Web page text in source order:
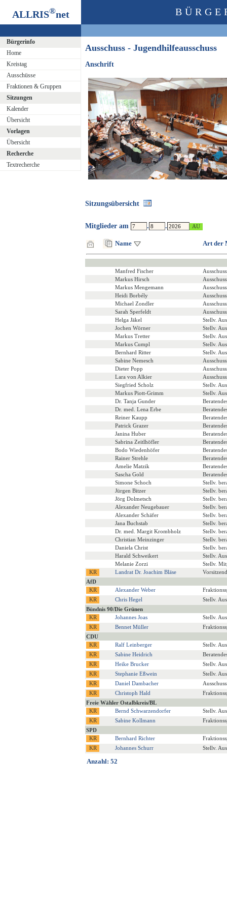
ALLRIS®net
Bürgerinfo
Home
Kreistag
Ausschüsse
Fraktionen & Gruppen
Sitzungen
Kalender
Übersicht
Vorlagen
Übersicht
Recherche
Textrecherche
Ausschuss - Jugendhilfeausschuss
Anschrift
Sitzungsübersicht
Mitglieder am . .
Name Art der
Manfred Fischer
Markus Hirsch
Markus Mengemann
Heidi Borbély
Michael Zondler
Sarah Sperfeldt
Helga Jäkel
Stellv.
Jochen Wörner
Stellv.
Markus Tretter
Stellv.
Markus Cumpl
Stellv.
Bernhard Ritter
Stellv.
Sabine Nemesch
Dieter Popp
Lara von Alkier
Siegfried Scholz
Stellv.
Markus Piott-Grimm
Stellv.
Dr. Tanja Gunder
Dr. med. Lena Erbe
Reiner Kaupp
Patrick Grazer
Janina Huber
Sabrina Zeitlhöfler
Bodo Wiedenhöfer
Rainer Strehle
Amelie Matzik
Sascha Gold
Simone Schoch
Stellv.
Jürgen Bitzer
Stellv.
Jörg Dolmetsch
Stellv.
Alexander Neugebauer
Stellv.
Alexander Schäfer
Stellv.
Jana Buchstab
Stellv.
Dr. med. Margit Krombholz
Stellv.
Christian Meinzinger
Stellv.
Daniela Christ
Stellv.
Harald Schweikert
Stellv.
Melanie Zorzi
Stellv.
Landrat Dr. Joachim Bläse
AfD
Alexander Weber
Chris Hegel
Stellv.
Bündnis 90/Die Grünen
Johannes Joas
Stellv.
Bennet Müller
CDU
Ralf Leinberger
Stellv.
Sabine Heidrich
Heike Brucker
Stellv.
Stephanie Eßwein
Stellv.
Daniel Dambacher
Christoph Hald
Freie Wähler Ostalbkreis/BL
Bernd Schwarzendorfer
Stellv.
Sabine Kollmann
SPD
Bernhard Richter
Johannes Schurr
Stellv.
Anzahl: 52